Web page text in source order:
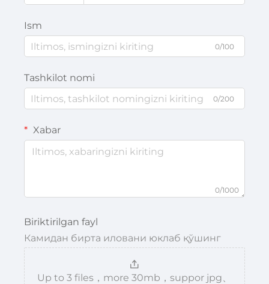
Ism
0/100
Tashkilot nomi
0/200
Xabar
0/1000
Biriktirilgan fayl
Камидан бирта иловани юклаб қўшинг
Up to 3 files，more 30mb，suppor jpg、